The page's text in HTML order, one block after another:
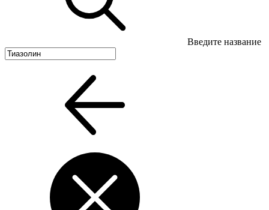
Введите название